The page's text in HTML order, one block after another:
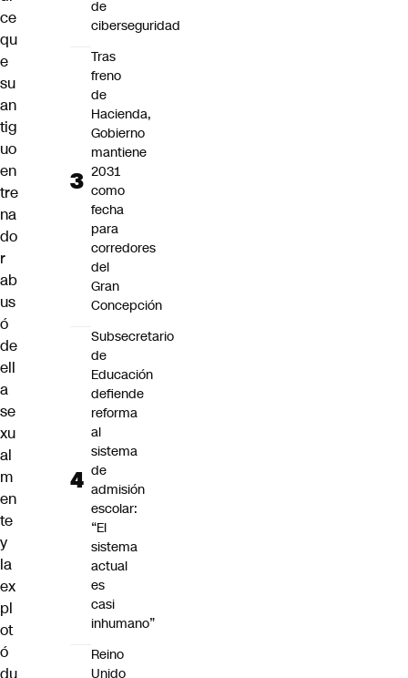
ce
qu
e
su
an
tig
uo
en
tre
na
do
r
ab
us
ó
de
ell
a
se
xu
al
m
en
te
y
la
ex
pl
ot
ó
du
de
ciberseguridad
Tras
freno
de
Hacienda,
Gobierno
mantiene
2031
como
fecha
para
corredores
del
Gran
Concepción
Subsecretario
de
Educación
defiende
reforma
al
sistema
de
admisión
escolar:
“El
sistema
actual
es
casi
inhumano”
Reino
Unido